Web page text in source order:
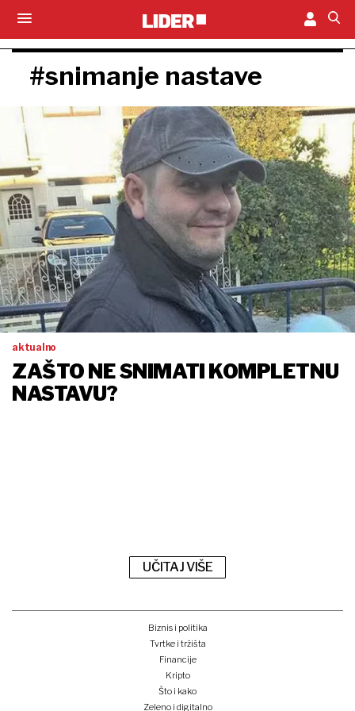
#snimanje nastave
aktualno
ZAŠTO NE SNIMATI KOMPLETNU
NASTAVU?
UČITAJ VIŠE
Biznis i politika
Tvrtke i tržišta
Financije
Kripto
Što i kako
Zeleno i digitalno